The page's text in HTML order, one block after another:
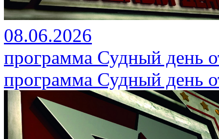
08.06.2026
программа Судный день
программа Судный день